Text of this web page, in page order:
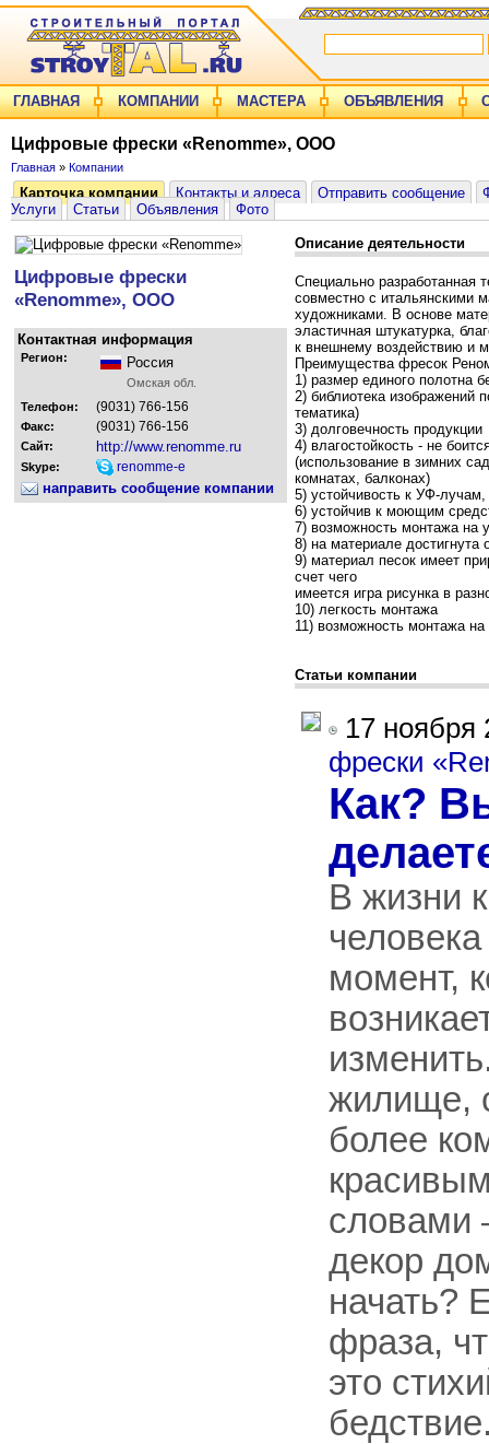
ГЛАВНАЯ КОМПАНИИ МАСТЕРА ОБЪЯВЛЕНИЯ
Цифровые фрески «Renomme», ООО
Главная » Компании
Карточка компании Контакты и адреса Отправить сообщение
Услуги
Статьи Объявления Фото
Цифровые фрески
«Renomme», ООО
Контактная информация
Регион: Россия
Омская обл.
Телефон:
(9031) 766-156
Факс: (9031) 766-156
Сайт: http://www.renomme.ru
Skype: renomme-e
направить сообщение компании
Описание деятельности
Специально разработанная
совместно с итальянскими
художниками. В основе
эластичная штукатурка,
к внешнему воздействию и
Преимущества фресок
1) размер единого полотна
2) библиотека изображений
тематика)
3) долговечность продукции
4) влагостойкость - не
(использование в зимних
комнатах, балконах)
5) устойчивость к УФ-
6) устойчив к моющим
7) возможность монтажа на
8) на материале достигнута
9) материал песок имеет
счет чего
имеется игра рисунка в
10) легкость монтажа
11) возможность монтажа
Статьи компании
17 ноября
фрески
Как?
В жизни
момент,
жилище,
более
словами
декор
начать?
фраза,
это